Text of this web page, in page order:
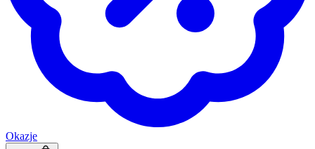
Okazje